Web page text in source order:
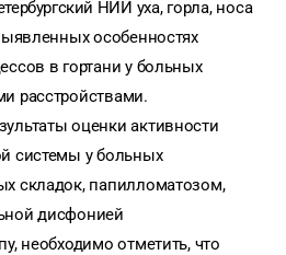
НИИ уха, горла, носа
особенностях
в гортани у больных
расстройствами.
оценки активности
системы у больных
складок, папилломатозом,
дисфонией
необходимо отметить, что